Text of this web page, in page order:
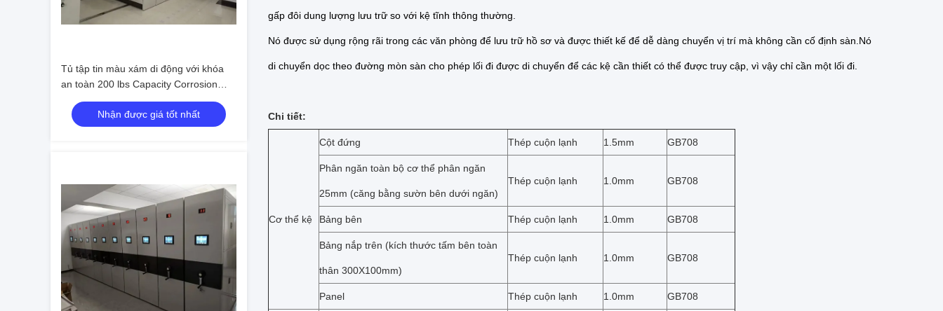
Tủ tập tin màu xám di động với khóa
an toàn 200 lbs Capacity Corrosion
Protection Shelf System
Nhận được giá tốt nhất
gấp đôi dung lượng lưu trữ so với kệ tĩnh thông thường.
Nó được sử dụng rộng rãi trong các văn phòng để lưu trữ hồ sơ và được thiết kế để dễ dàng chuyển vị trí mà không cần cố định sàn.Nó
di chuyển dọc theo đường mòn sàn cho phép lối đi được di chuyển để các kệ cần thiết có thể được truy cập, vì vậy chỉ cần một lối đi.
Chi tiết:
Cơ thể kệ
Cột đứng Thép cuộn lạnh 1.5mm GB708
Phân ngăn toàn bộ cơ thể phân ngăn
25mm (căng bằng sườn bên dưới ngăn)
Thép cuộn lạnh 1.0mm GB708
Bảng bên Thép cuộn lạnh 1.0mm GB708
Bảng nắp trên (kích thước tấm bên toàn
thân 300X100mm)
Thép cuộn lạnh 1.0mm GB708
Panel Thép cuộn lạnh 1.0mm GB708